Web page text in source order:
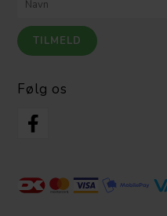
Følg os